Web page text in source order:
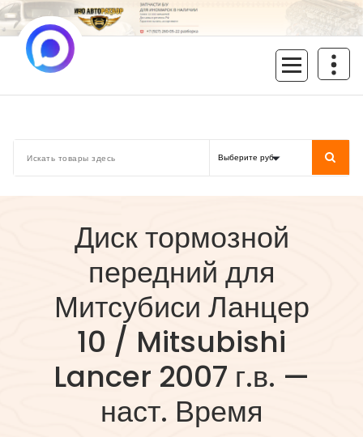
Перейти
к
содержимому
Диск тормозной
передний для
Митсубиси Ланцер
10 / Mitsubishi
Lancer 2007 г.в. —
наст. Время